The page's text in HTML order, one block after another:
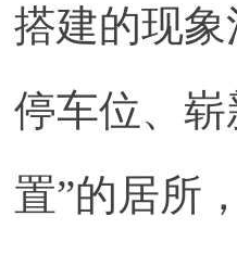
搭建的现
停车位、
置”的居所